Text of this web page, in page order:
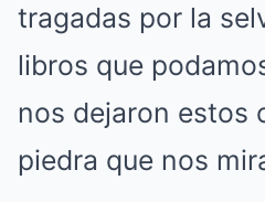
tragadas por la
libros que
nos dejaron estos
piedra que nos